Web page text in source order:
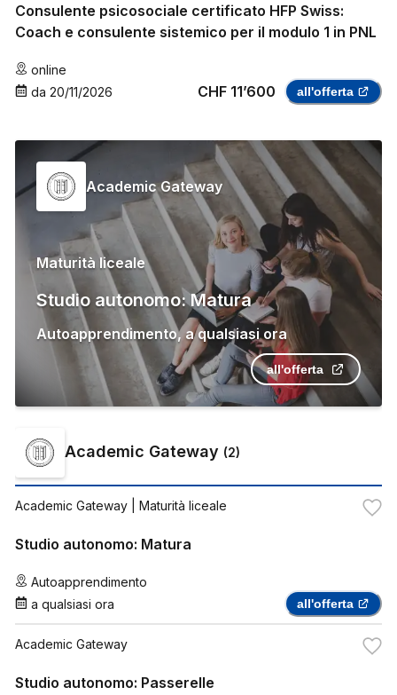
Consulente psicosociale certificato HFP Swiss:
Coach e consulente sistemico per il modulo 1 in PNL
online
da 20/11/2026 CHF 11’600 all'offerta
Academic Gateway
Maturità liceale
Studio autonomo: Matura
Autoapprendimento,a qualsiasi ora
all'offerta
Academic Gateway (2)
Academic Gateway | Maturità liceale
Studio autonomo: Matura
Autoapprendimento
a qualsiasi ora
all'offerta
Academic Gateway
Studio autonomo: Passerelle